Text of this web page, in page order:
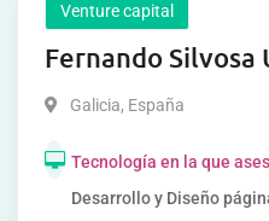
Venture capital
Fernando Silvosa
Galicia, España
Tecnología en la que
Desarrollo y Diseño